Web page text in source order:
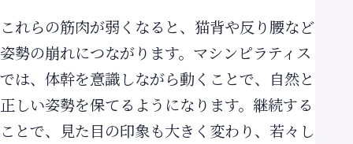
これらの筋肉が弱くなると、猫背や反り腰など
姿勢の崩れにつながります。マシンピラティス
では、体幹を意識しながら動くことで、自然と
正しい姿勢を保てるようになります。継続する
ことで、見た目の印象も大きく変わり、若々し